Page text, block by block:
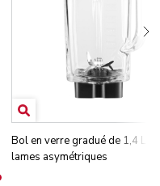
Bol en verre gradué de 1,4 L
lames asymétriques